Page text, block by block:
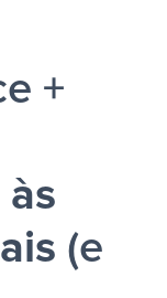
+
às
(e